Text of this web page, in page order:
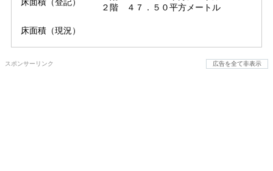
２階　４７．５０平方メートル
床面積（現況）
スポンサーリンク 広告を全て非表示